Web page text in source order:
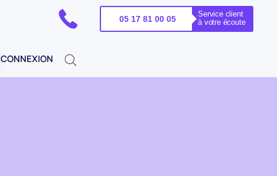
APPELEZ-NOUS ! 05 17 81 00 05
Service client
à votre écoute
CONNEXION